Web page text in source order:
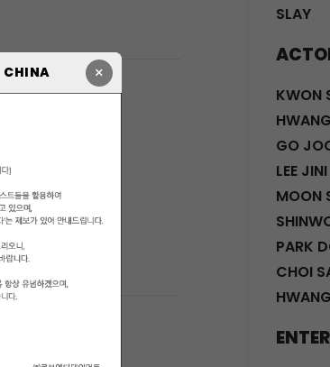
×
CHINA
SLAY
KWON
GO
LEE JINI
MOON
PARK
CHOI